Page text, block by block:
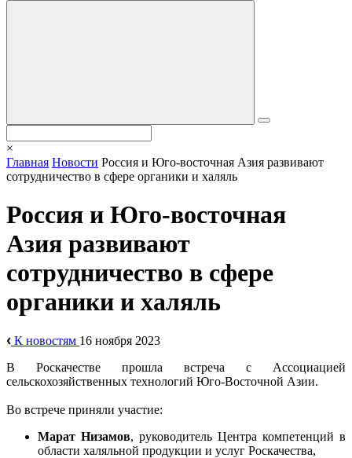
×
Главная Новости Россия и Юго-восточная Азия развивают
сотрудничество в сфере органики и халяль
Россия и Юго-восточная
Азия развивают
сотрудничество в сфере
органики и халяль
К новостям 16 ноября 2023
В Роскачестве прошла встреча с Ассоциацией
сельскохозяйственных технологий Юго-Восточной Азии.
Во встрече приняли участие:
Марат Низамов, руководитель Центра компетенций в
области халяльной продукции и услуг Роскачества,